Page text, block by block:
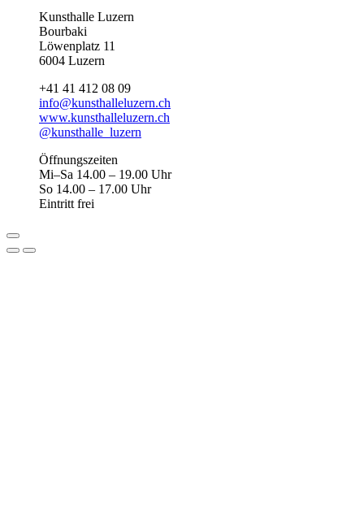
Kunsthalle Luzern
Bourbaki
Löwenplatz 11
6004 Luzern
+41 41 412 08 09
info@kunsthalleluzern.ch
www.kunsthalleluzern.ch
@kunsthalle_luzern
Öffnungszeiten
Mi–Sa 14.00 – 19.00 Uhr
So 14.00 – 17.00 Uhr
Eintritt frei